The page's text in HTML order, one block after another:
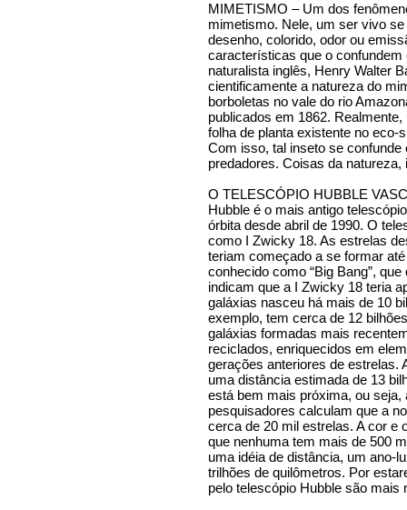
MIMETISMO – Um dos
mimetismo. Nele, um ser vivo
desenho, colorido, odor ou
características que o
naturalista inglês, Henry Walter
cientificamente a natureza do
borboletas no vale do rio
publicados em 1862.
folha de planta existente no eco-
Com isso, tal inseto se
predadores. Coisas da
O TELESCÓPIO HUBBLE
Hubble é o mais antigo
órbita desde abril de 1990. O
como I Zwicky 18. As estrelas
teriam começado a se formar
conhecido como “Big Bang”,
indicam que a I Zwicky 18 teria
galáxias nasceu há mais de 10
exemplo, tem cerca de 12
galáxias formadas mais
reciclados, enriquecidos em
gerações anteriores de estrelas.
uma distância estimada de 13
está bem mais próxima, ou
pesquisadores calculam que a
cerca de 20 mil estrelas. A cor e
que nenhuma tem mais de 500
uma idéia de distância, um ano-
trilhões de quilômetros. Por
pelo telescópio Hubble são